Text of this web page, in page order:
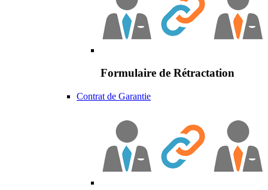
Formulaire de Rétractation
Contrat de Garantie